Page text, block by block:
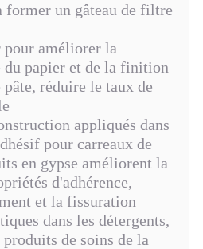
former un gâteau de filtre
améliorer la
du papier et de la finition
réduire le taux de
appliqués dans
pour carreaux de
en gypse améliorent la
d'adhérence,
et la fissuration
dans les détergents,
de soins de la